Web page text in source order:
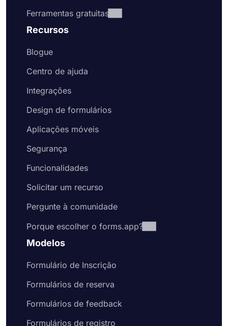
Ferramentas gratuitas
Recursos
Blogue
Centro de ajuda
Integrações
Design de formulários
Aplicações móveis
Segurança
Funcionalidades
Solicitar um recurso
Pergunte à comunidade
Porque escolher o forms.app?
Modelos
Formulário de Inscrição
Formulários de reserva
Formulários de feedback
Formulários de registro